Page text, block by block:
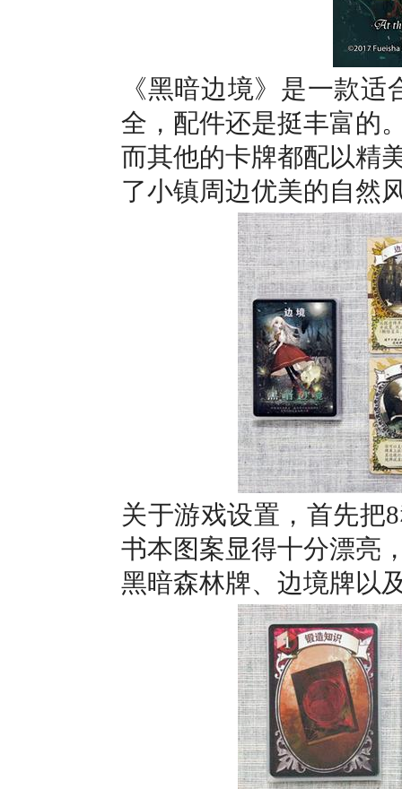
《黑暗边境》是一款
全，配件还是挺丰富的
而其他的卡牌都配以精
了小镇周边优美的自然
关于游戏设置，首先把
书本图案显得十分漂亮
黑暗森林牌、边境牌以